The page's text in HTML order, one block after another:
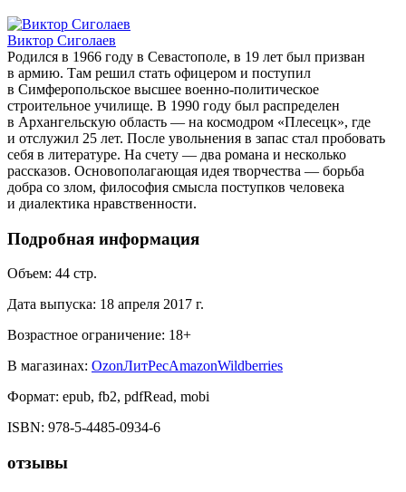
Виктор Сиголаев
Родился в 1966 году в Севастополе, в 19 лет был призван
в армию. Там решил стать офицером и поступил
в Симферопольское высшее военно-политическое
строительное училище. В 1990 году был распределен
в Архангельскую область — на космодром «Плесецк», где
и отслужил 25 лет. После увольнения в запас стал пробовать
себя в литературе. На счету — два романа и несколько
рассказов. Основополагающая идея творчества — борьба
добра со злом, философия смысла поступков человека
и диалектика нравственности.
Подробная информация
Объем: 44 стр.
Дата выпуска: 18 апреля 2017 г.
Возрастное ограничение: 18+
В магазинах: OzonЛитРесAmazonWildberries
Формат: epub, fb2, pdfRead, mobi
ISBN: 978-5-4485-0934-6
отзывы